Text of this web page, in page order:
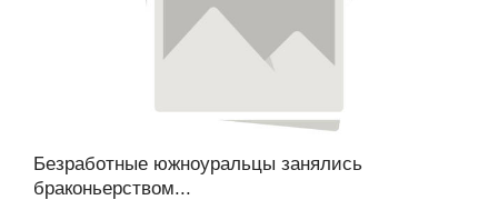
Безработные южноуральцы занялись
браконьерством...